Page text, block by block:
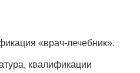
«врач-лечебник».
квалификации